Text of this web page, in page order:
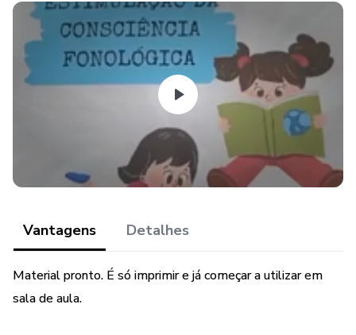
Vantagens Detalhes
Material pronto. É só imprimir e já começar a utilizar em
sala de aula.